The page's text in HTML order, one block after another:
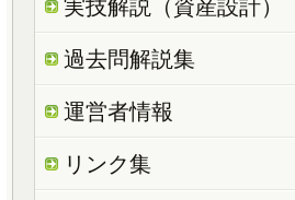
実技解説（資産設計）
過去問解説集
運営者情報
リンク集